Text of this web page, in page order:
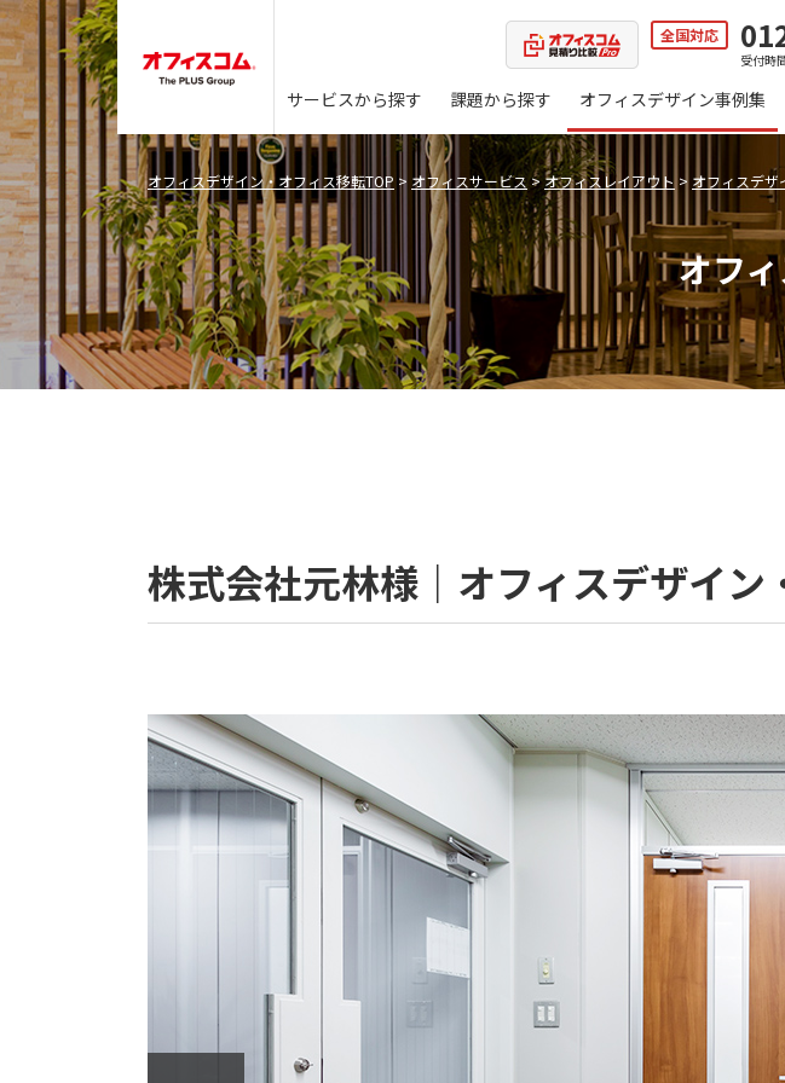
全国対応
受付時
サービスから探す 課題から探す オフィスデザイン事例集
オフィスデザイン・オフィス移転TOP > オフィスサービス>オフィスレイアウト > オフィスデザ
オフ
株式会社元林様｜オフィスデザイン